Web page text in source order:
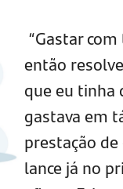
“Gastar
então
que eu tinha
gastava em
prestação
lance já no